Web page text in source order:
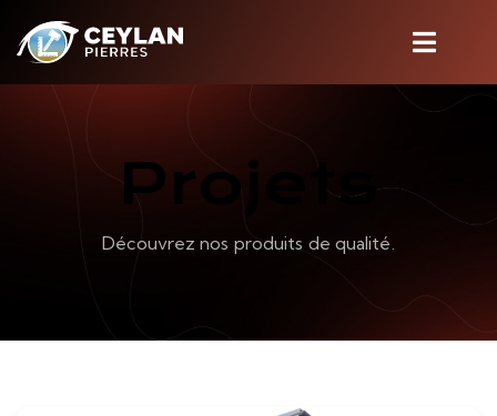
Projets
Découvrez nos produits de qualité.